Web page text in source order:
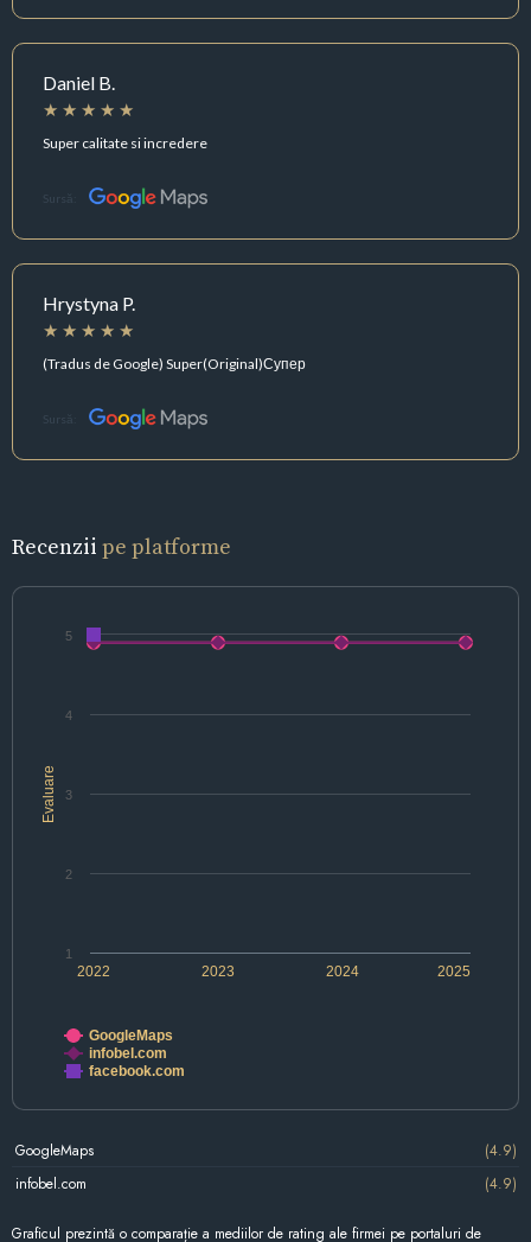
Daniel B.
Super calitate si incredere
Sursă:
Hrystyna P.
(Tradus de Google) Super(Original)Супер
Sursă:
Recenzii pe platforme
Evaluare
2022 2024
2023 2025
1
2
3
4
5
GoogleMaps
infobel.com
facebook.com
GoogleMaps
(4.9)
infobel.com
(4.9)
Graficul prezintă o comparație a mediilor de rating ale firmei pe portaluri de